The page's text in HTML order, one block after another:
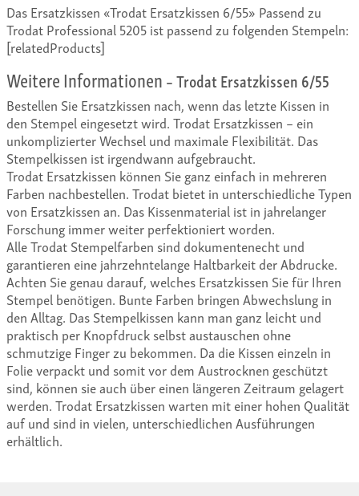
Das Ersatzkissen «Trodat Ersatzkissen 6/55» Passend zu
Trodat Professional 5205 ist passend zu folgenden Stempeln:
[relatedProducts]
Weitere Informationen– Trodat Ersatzkissen 6/55
Bestellen Sie Ersatzkissen nach, wenn das letzte Kissen in
den Stempel eingesetzt wird. Trodat Ersatzkissen – ein
unkomplizierter Wechsel und maximale Flexibilität. Das
Stempelkissen ist irgendwann aufgebraucht.
Trodat Ersatzkissen können Sie ganz einfach in mehreren
Farben nachbestellen. Trodat bietet in unterschiedliche Typen
von Ersatzkissen an. Das Kissenmaterial ist in jahrelanger
Forschung immer weiter perfektioniert worden.
Alle Trodat Stempelfarben sind dokumentenecht und
garantieren eine jahrzehntelange Haltbarkeit der Abdrucke.
Achten Sie genau darauf, welches Ersatzkissen Sie für Ihren
Stempel benötigen. Bunte Farben bringen Abwechslung in
den Alltag. Das Stempelkissen kann man ganz leicht und
praktisch per Knopfdruck selbst austauschen ohne
schmutzige Finger zu bekommen. Da die Kissen einzeln in
Folie verpackt und somit vor dem Austrocknen geschützt
sind, können sie auch über einen längeren Zeitraum gelagert
werden. Trodat Ersatzkissen warten mit einer hohen Qualität
auf und sind in vielen, unterschiedlichen Ausführungen
erhältlich.